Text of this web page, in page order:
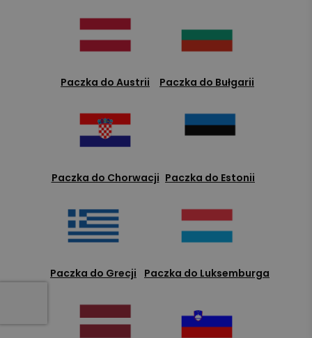
Paczka do Austrii Paczka do Bułgarii
Paczka do Chorwacji Paczka do Estonii
Paczka do Grecji Paczka do Luksemburga